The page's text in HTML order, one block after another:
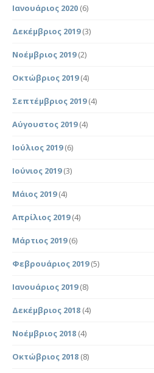
Ιανουάριος 2020 (6)
Δεκέμβριος 2019(3)
Νοέμβριος 2019(2)
Οκτώβριος 2019(4)
Σεπτέμβριος 2019(4)
Αύγουστος 2019(4)
Ιούλιος 2019(6)
Ιούνιος 2019(3)
Μάιος 2019(4)
Απρίλιος 2019(4)
Μάρτιος 2019(6)
Φεβρουάριος 2019(5)
Ιανουάριος 2019(8)
Δεκέμβριος 2018 (4)
Νοέμβριος 2018 (4)
Οκτώβριος 2018 (8)